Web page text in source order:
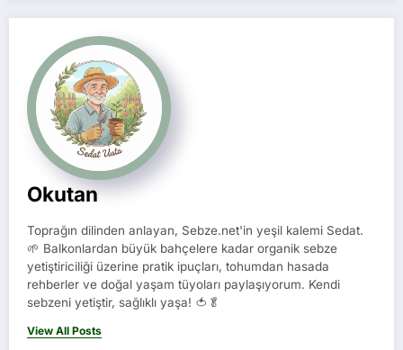
Okutan
Toprağın dilinden anlayan, Sebze.net'in yeşil kalemi Sedat.
🌱 Balkonlardan büyük bahçelere kadar organik sebze
yetiştiriciliği üzerine pratik ipuçları, tohumdan hasada
rehberler ve doğal yaşam tüyoları paylaşıyorum. Kendi
sebzeni yetiştir, sağlıklı yaşa! 🍅🥬
View All Posts